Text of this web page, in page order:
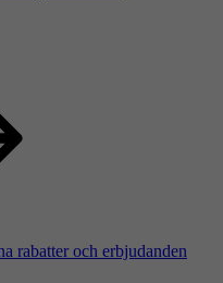
rabatter och erbjudanden